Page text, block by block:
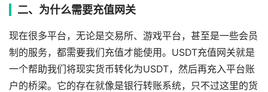
二、为什么需要充值网关
现在很多平台，无论是交易所、游戏平台，甚至是一些会员
制的服务，都需要我们充值才能使用。USDT充值网关就是
一个帮助我们将现实货币转化为USDT，然后再充入平台账
户的桥梁。它的存在就像是银行转账系统，只不过这里的货